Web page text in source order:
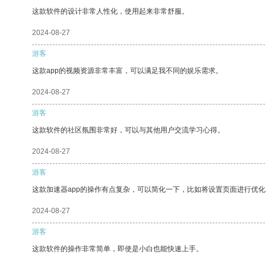
这款软件的设计非常人性化，使用起来非常舒服。
2024-08-27
游客
这款app的视频资源非常丰富，可以满足我不同的娱乐需求。
2024-08-27
游客
这款软件的社区氛围非常好，可以与其他用户交流学习心得。
2024-08-27
游客
这款加速器app的操作有点复杂，可以简化一下，比如将设置页面进行优
2024-08-27
游客
这款软件的操作非常简单，即使是小白也能快速上手。